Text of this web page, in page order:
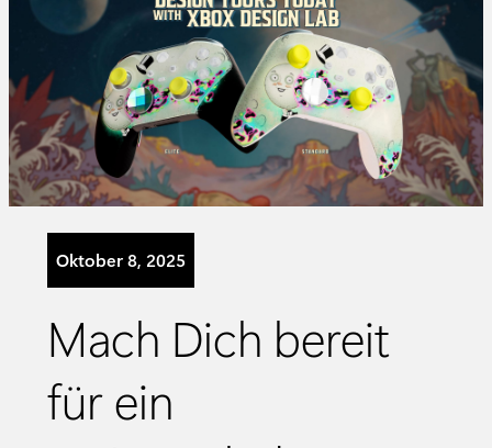
Oktober 8, 2025
Mach Dich bereit
für ein